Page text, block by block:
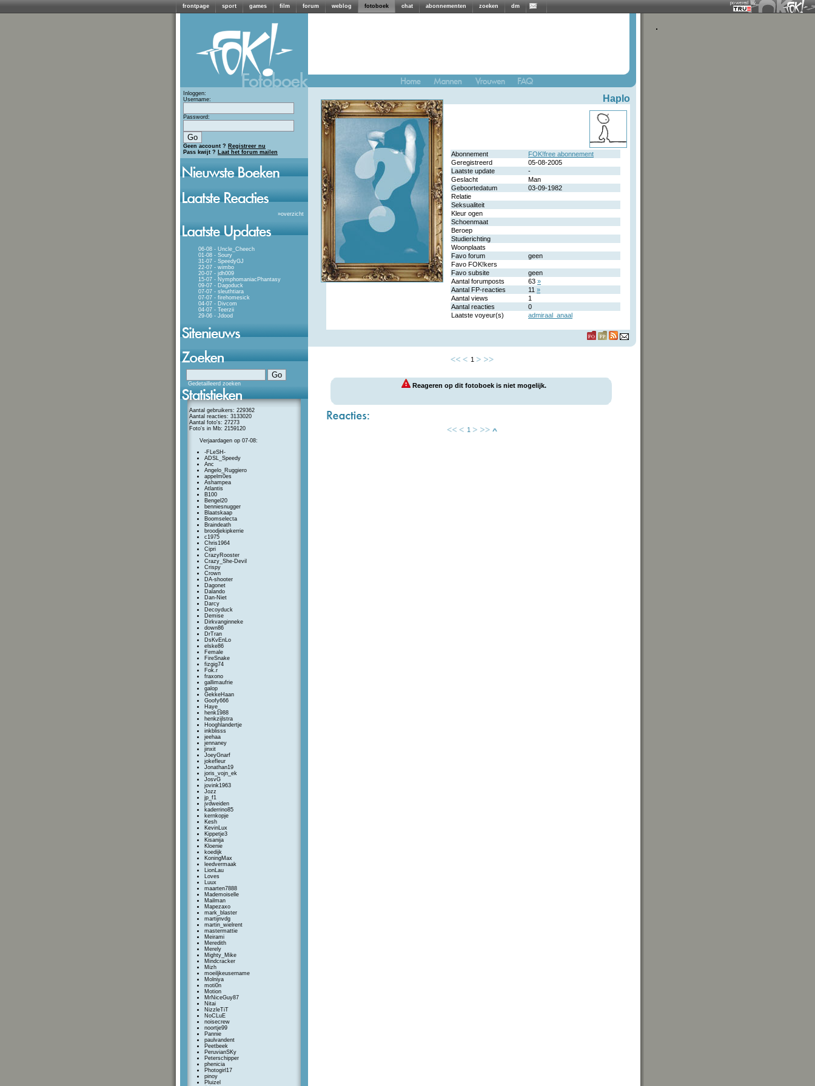
frontpage sport games film forum weblog fotoboek chat abonnementen zoeken dm
Inloggen:
Username:
Password:
Geen account ? Registreer nu
Pass kwijt ? Laat het forum mailen
»overzicht
06-08 - Uncle_Cheech
01-08 - Soury
31-07 - SpeedyGJ
22-07 - wimbo
20-07 - jdh009
15-07 - NymphomaniacPhantasy
09-07 - Dagoduck
07-07 - sleuthtiara
07-07 - firehomesick
04-07 - Divcom
04-07 - Teerzii
29-06 - Jdood
Gedetailleerd zoeken
Aantal gebruikers: 229362
Aantal reacties: 3133020
Aantal foto's: 27273
Foto's in Mb: 2159120
Verjaardagen op 07-08:
-FLeSH-
ADSL_Speedy
Anc
Angelo_Ruggiero
appelm0es
Ashampea
Atlantis
B100
Bengel20
benniesnugger
Blaatskaap
Boomselecta
Braindeath
broodjekipkerrie
c1975
Chris1964
Cipri
CrazyRooster
Crazy_She-Devil
Crispy
Crown
DA-shooter
Dagonet
Dalando
Dan-Niet
Darcy
Decoyduck
Demise
Dirkvanginneke
down86
DrTran
DsKvEnLo
elske86
Female
FireSnake
fizgig74
Fok.r
fraxono
gallimaufrie
galop
GekkeHaan
Goofy666
Haye_
henk1988
henkzijlstra
Hooghlandertje
inkblisss
jeehaa
jennaney
jinxit
JoeyGnarf
jokefleur
Jonathan19
joris_vojn_ek
JosvG
jovink1963
Jozz
jp_f1
jvdweiden
kaderrino85
kernkopje
Kesh
KevinLux
Kippetje3
Kisanija
Kloenie
koedijk
KoningMax
leedvermaak
LionLau
Loves
Luux
maarten7888
Mademoiselle
Mailman
Mapezaxo
mark_blaster
martijnvdg
martin_wielrent
mastermattie
Meirami
Meredith
Merely
Mighty_Mike
Mindcracker
Mizh
moeiljkeusername
Molniya
moti0n
Motion
MrNiceGuy87
Nitai
NizzleTiT
NoCLuE
noisecrew
noortje99
Pannie
paulvandent
Peetbeek
PeruvianSKy
Peterschipper
phenicia
Photogirl17
pinoy
Pluizel
Haplo
Abonnement
FOK!free abonnement
Geregistreerd
05-08-2005
Laatste update
-
Geslacht
Man
Geboortedatum
03-09-1982
Relatie
Seksualiteit
Kleur ogen
Schoenmaat
Beroep
Studierichting
Woonplaats
Favo forum
geen
Favo FOK!kers
Favo subsite
geen
Aantal forumposts
63 »
Aantal FP-reacties
11 »
Aantal views
1
Aantal reacties
0
Laatste voyeur(s)
admiraal_anaal
1
Reageren op dit fotoboek is niet mogelijk.
1